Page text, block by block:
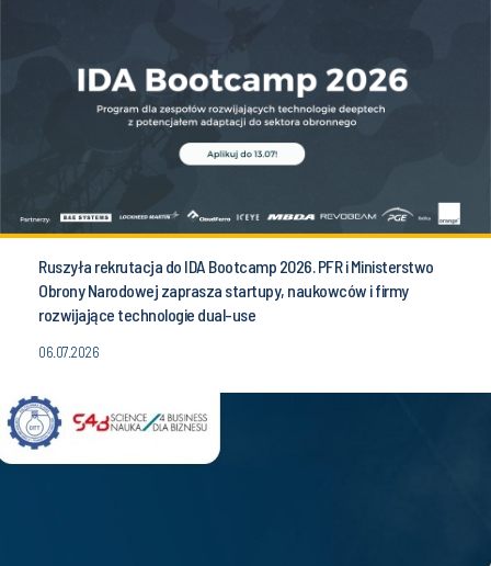
Ruszyła rekrutacja do IDA Bootcamp 2026. PFR i Ministerstwo
Obrony Narodowej zaprasza startupy, naukowców i firmy
rozwijające technologie dual-use
06.07.2026